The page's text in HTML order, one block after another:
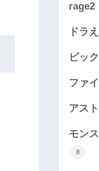
rage2
ドラ
ピッ
ファ
アス
モン
8